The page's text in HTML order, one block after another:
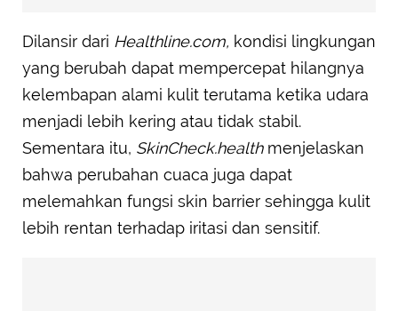
Dilansir dari Healthline.com, kondisi lingkungan
yang berubah dapat mempercepat hilangnya
kelembapan alami kulit terutama ketika udara
menjadi lebih kering atau tidak stabil.
Sementara itu, SkinCheck.healthmenjelaskan
bahwa perubahan cuaca juga dapat
melemahkan fungsi skin barrier sehingga kulit
lebih rentan terhadap iritasi dan sensitif.